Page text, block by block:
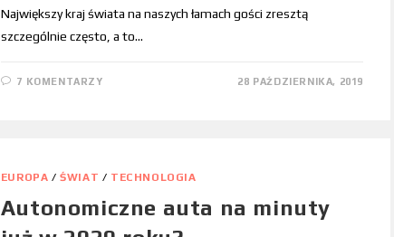
Największy kraj świata na naszych łamach gości zresztą
szczególnie często, a to…
7 KOMENTARZY 28 PAŹDZIERNIKA, 2019
EUROPA /ŚWIAT / TECHNOLOGIA
Autonomiczne auta na minuty